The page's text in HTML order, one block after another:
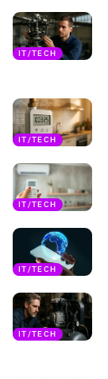
IT/TECH
IT/TECH
IT/TECH
IT/TECH
IT/TECH